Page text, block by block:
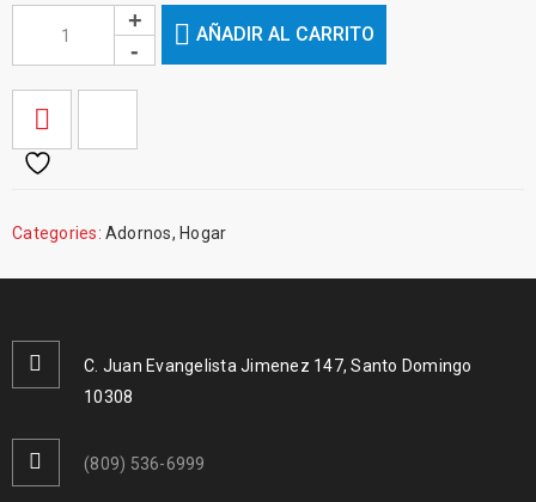
AÑADIR AL CARRITO
Categories: Adornos, Hogar
C. Juan Evangelista Jimenez 147, Santo Domingo
10308
(809) 536-6999